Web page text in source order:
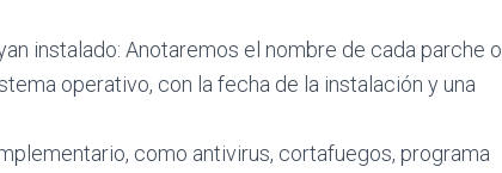
instalado: Anotaremos el nombre de cada parche o
operativo, con la fecha de la instalación y una
como antivirus, cortafuegos, programa